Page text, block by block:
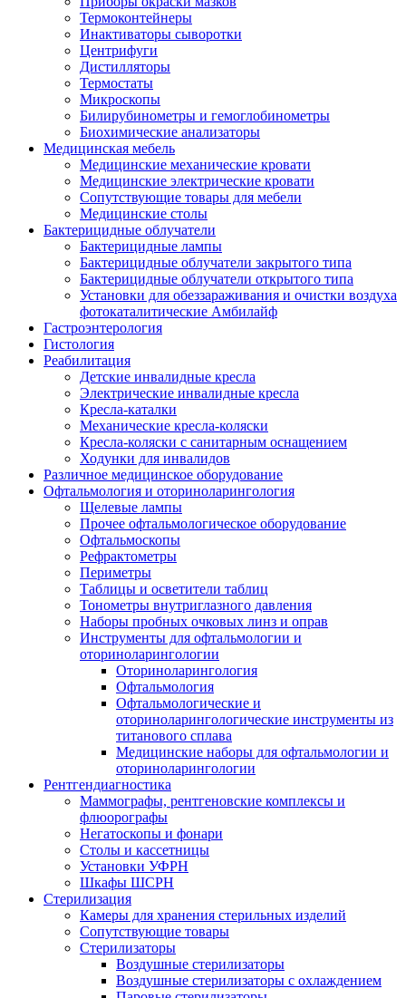
Термоконтейнеры
Инактиваторы сыворотки
Центрифуги
Дистилляторы
Термостаты
Микроскопы
Билирубинометры и гемоглобинометры
Биохимические анализаторы
Медицинская мебель
Медицинские механические кровати
Медицинские электрические кровати
Сопутствующие товары для мебели
Медицинские столы
Бактерицидные облучатели
Бактерицидные лампы
Бактерицидные облучатели закрытого типа
Бактерицидные облучатели открытого типа
Установки для обеззараживания и очистки воздуха
фотокаталитические Амбилайф
Гастроэнтерология
Гистология
Реабилитация
Детские инвалидные кресла
Электрические инвалидные кресла
Кресла-каталки
Механические кресла-коляски
Кресла-коляски с санитарным оснащением
Ходунки для инвалидов
Различное медицинское оборудование
Офтальмология и оториноларингология
Щелевые лампы
Прочее офтальмологическое оборудование
Офтальмоскопы
Рефрактометры
Периметры
Таблицы и осветители таблиц
Тонометры внутриглазного давления
Наборы пробных очковых линз и оправ
Инструменты для офтальмологии и
оториноларингологии
Оториноларингология
Офтальмология
Офтальмологические и
оториноларингологические инструменты из
титанового сплава
Медицинские наборы для офтальмологии и
оториноларингологии
Рентгендиагностика
Маммографы, рентгеновские комплексы и
флюорографы
Негатоскопы и фонари
Столы и кассетницы
Установки УФРН
Шкафы ШСРН
Стерилизация
Камеры для хранения стерильных изделий
Сопутствующие товары
Стерилизаторы
Воздушные стерилизаторы
Воздушные стерилизаторы с охлаждением